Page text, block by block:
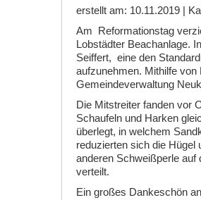
erstellt am: 10.11.2019 |
Am Reformationstag
Lobstädter Beachanlage.
Seiffert, eine den
aufzunehmen. Mithilfe von
Gemeindeverwaltung
Die Mitstreiter fanden vor
Schaufeln und Harken
überlegt, in welchem
reduzierten sich die Hügel
anderen Schweißperle auf
verteilt.
Ein großes Dankeschön